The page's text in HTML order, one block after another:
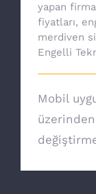
yapan
fiyatları,
merdiven
Engelli
Mobil